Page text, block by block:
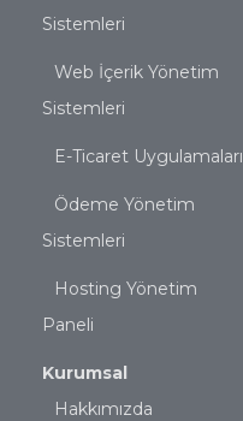
Sistemleri
Web İçerik Yönetim
Sistemleri
E-Ticaret Uygulamaları
Ödeme Yönetim
Sistemleri
Hosting Yönetim
Paneli
Kurumsal
Hakkımızda